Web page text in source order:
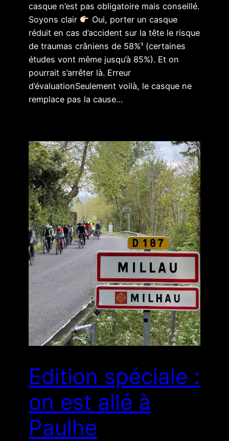
casque n’est pas obligatoire mais conseillé.
Soyons clair
Oui, porter un casque
réduit en cas d’accident sur la tête le risque
de traumas crâniens de 58%¹ (certaines
études vont même jusqu’à 85%). Et on
pourrait s’arrêter là. Erreur
d’évaluationSeulement voilà, le casque ne
remplace pas la cause…
Edition spéciale :
on est allé à
Paulhe